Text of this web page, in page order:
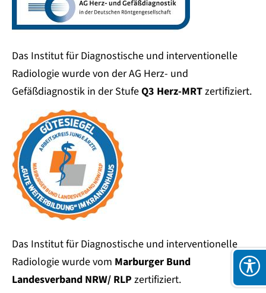
Das Institut für Diagnostische und interventionelle
Radiologie wurde von der AG Herz- und
Gefäßdiagnostik in der StufeQ3 Herz-MRTzertifiziert.
Das Institut für Diagnostische und interventionelle
Radiologie wurde vom Marburger Bund
Landesverband NRW/ RLP zertifiziert.